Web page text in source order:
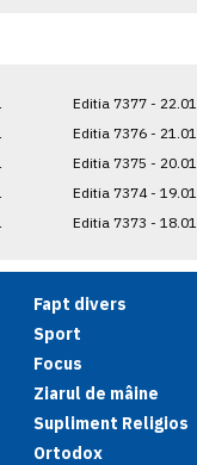
Editia 7377 - 22.01
Editia 7376 - 21.01
Editia 7375 - 20.01
Editia 7374 - 19.01
Editia 7373 - 18.01
Fapt divers
Sport
Focus
Ziarul de mâine
Supliment Religios
Ortodox